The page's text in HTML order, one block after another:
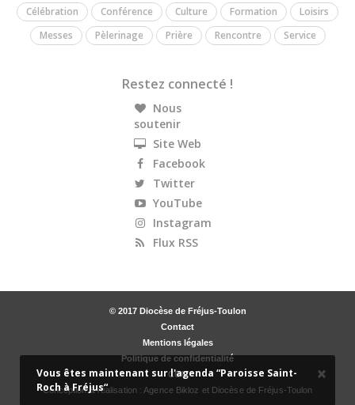
Célébration Conférence Culture Formation
Loisirs
Messes
Pèlerinage Prière Rencontre Service
Restez connecté !
Nous
soutenir
Site Web
Facebook
Twitter
YouTube
Instagram
Flux RSS
© 2017 Diocèse de Fréjus-Toulon
Contact
Mentions légales
Politique de confidentialité
CGU
Conception & réalisation : Agence Bikloz et Diocèse de Fréjus-Toulon
×
Vous êtes maintenant sur l'agenda “Paroisse Saint-
Roch à Fréjus“